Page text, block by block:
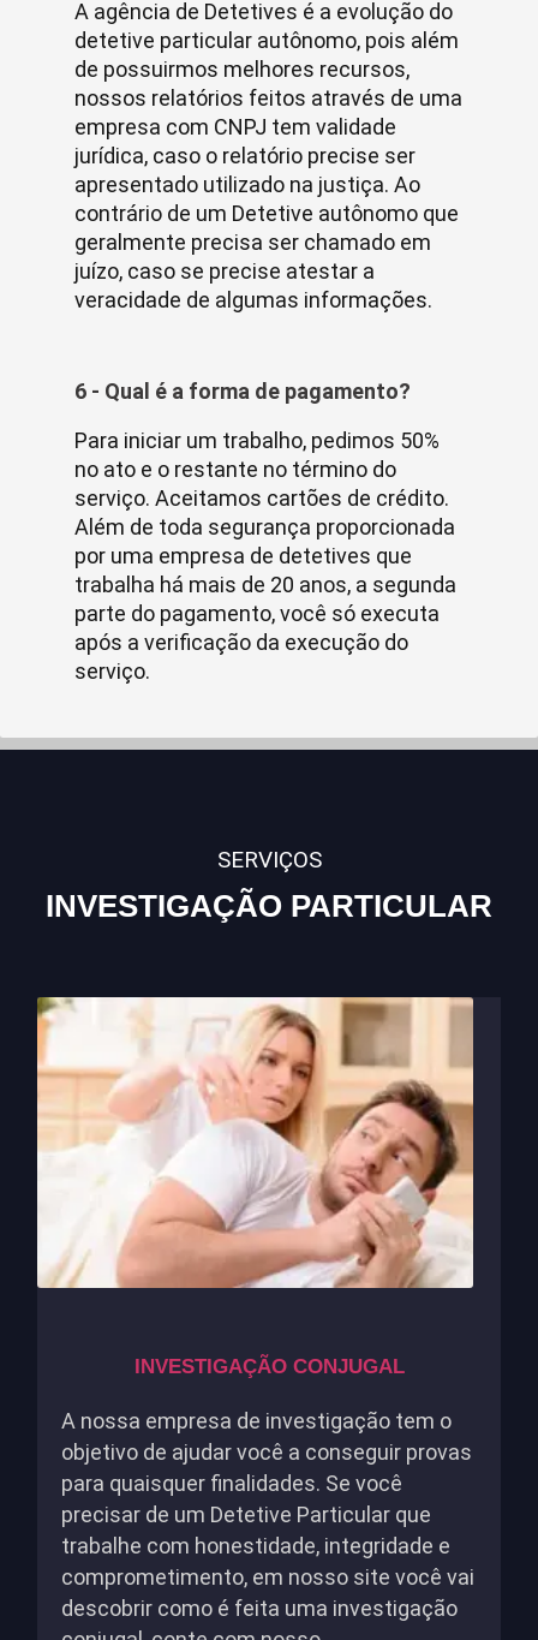
A agência de Detetives é a evolução do
detetive particular autônomo, pois além
de possuirmos melhores recursos,
nossos relatórios feitos através de uma
empresa com CNPJ tem validade
jurídica, caso o relatório precise ser
apresentado utilizado na justiça. Ao
contrário de um Detetive autônomo que
geralmente precisa ser chamado em
juízo, caso se precise atestar a
veracidade de algumas informações.
6 - Qual é a forma de pagamento?
Para iniciar um trabalho, pedimos 50%
no ato e o restante no término do
serviço. Aceitamos cartões de crédito.
Além de toda segurança proporcionada
por uma empresa de detetives que
trabalha há mais de 20 anos, a segunda
parte do pagamento, você só executa
após a verificação da execução do
serviço.
SERVIÇOS
INVESTIGAÇÃO PARTICULAR
INVESTIGAÇÃO CONJUGAL
A nossa empresa de investigação tem o
objetivo de ajudar você a conseguir provas
para quaisquer finalidades. Se você
precisar de um Detetive Particular que
trabalhe com honestidade, integridade e
comprometimento, em nosso site você vai
descobrir como é feita uma investigação